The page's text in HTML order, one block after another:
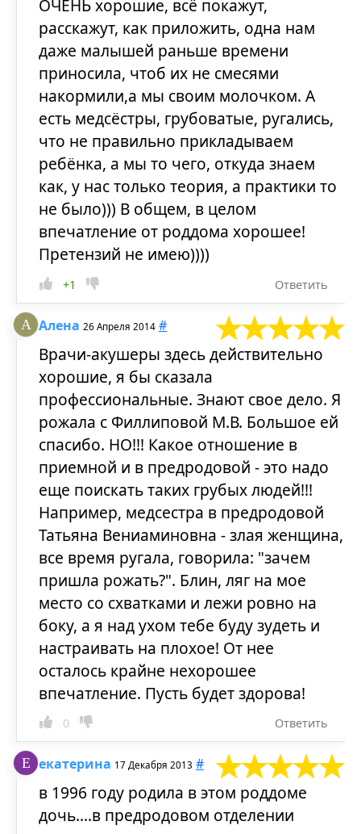
ОЧЕНЬ хорошие, всё покажут,
расскажут, как приложить, одна нам
даже малышей раньше времени
приносила, чтоб их не смесями
накормили,а мы своим молочком. А
есть медсёстры, грубоватые, ругались,
что не правильно прикладываем
ребёнка, а мы то чего, откуда знаем
как, у нас только теория, а практики то
не было))) В общем, в целом
впечатление от роддома хорошее!
Претензий не имею))))
+1 Ответить
Алена 26 Апреля 2014 #
Врачи-акушеры здесь действительно
хорошие, я бы сказала
профессиональные. Знают свое дело. Я
рожала с Филлиповой М.В. Большое ей
спасибо. НО!!! Какое отношение в
приемной и в предродовой - это надо
еще поискать таких грубых людей!!!
Например, медсестра в предродовой
Татьяна Вениаминовна - злая женщина,
все время ругала, говорила: "зачем
пришла рожать?". Блин, ляг на мое
место со схватками и лежи ровно на
боку, а я над ухом тебе буду зудеть и
настраивать на плохое! От нее
осталось крайне нехорошее
впечатление. Пусть будет здорова!
0 Ответить
екатерина 17 Декабря 2013 #
в 1996 году родила в этом роддоме
дочь....в предродовом отделении